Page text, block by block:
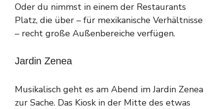
Oder du nimmst in einem der Restaurants
Platz, die über – für mexikanische Verhältnisse
– recht große Außenbereiche verfügen.
Jardin Zenea
Musikalisch geht es am Abend im Jardin Zenea
zur Sache. Das Kiosk in der Mitte des etwas